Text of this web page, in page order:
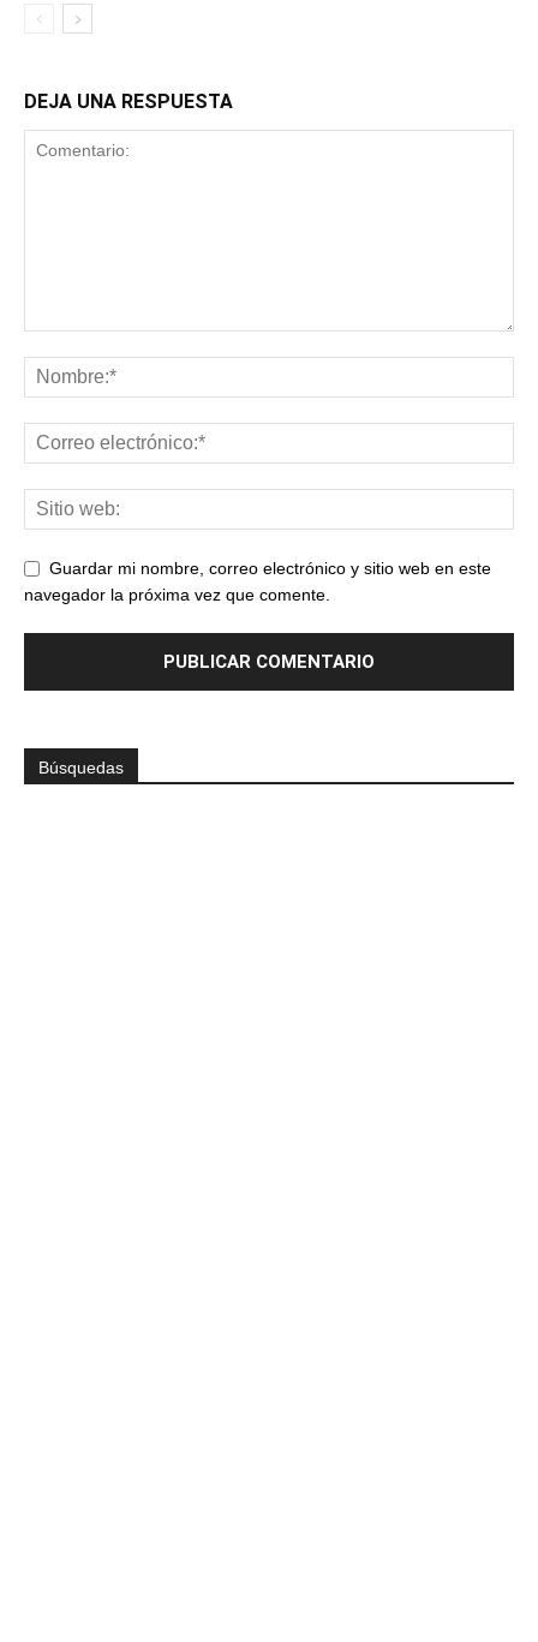
DEJA UNA RESPUESTA
Guardar mi nombre, correo electrónico y sitio web en este
navegador la próxima vez que comente.
Búsquedas